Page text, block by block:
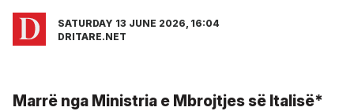
SATURDAY 13 JUNE 2026, 16:04
DRITARE.NET
Marrë nga Ministria e Mbrojtjes së Italisë*